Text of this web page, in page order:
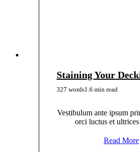
Staining Your
327 words1.6 min read
Vestibulum ante ipsum
orci luctus et ultrices
Read More